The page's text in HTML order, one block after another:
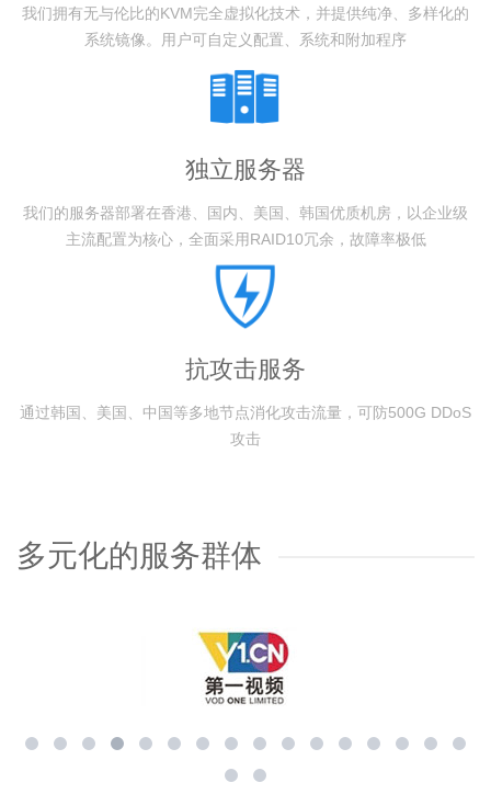
我们拥有无与伦比的KVM完全虚拟化技术，并提供纯净、多样化的
系统镜像。用户可自定义配置、系统和附加程序
独立服务器
我们的服务器部署在香港、国内、美国、韩国优质机房，以企业级
主流配置为核心，全面采用RAID10冗余，故障率极低
抗攻击服务
通过韩国、美国、中国等多地节点消化攻击流量，可防500G DDoS
攻击
多元化的服务群体